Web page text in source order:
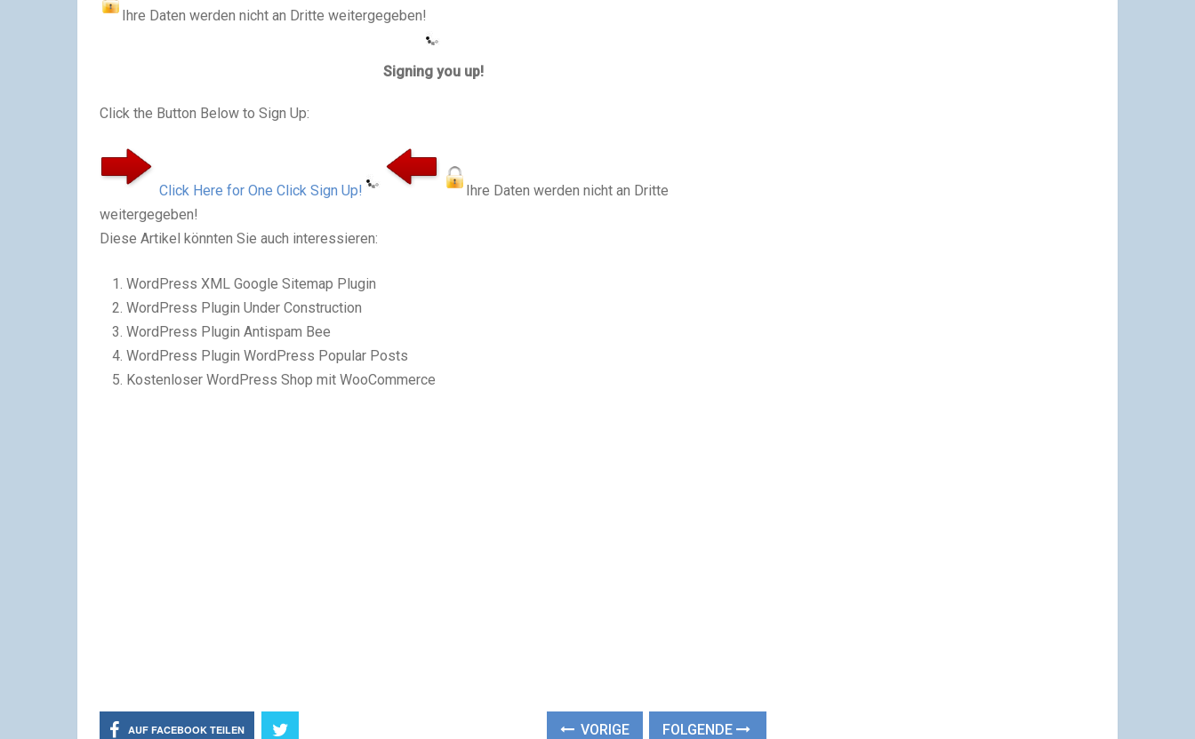
Ihre Daten werden nicht an Dritte weitergegeben!
Signing you up!
Click the Button Below to Sign Up:
Click Here for One Click Sign Up!
Ihre Daten werden nicht an Dritte
weitergegeben!
Diese Artikel könnten Sie auch interessieren:
WordPress XML Google Sitemap Plugin
WordPress Plugin Under Construction
WordPress Plugin Antispam Bee
WordPress Plugin WordPress Popular Posts
Kostenloser WordPress Shop mit WooCommerce
AUF FACEBOOK TEILEN VORIGE FOLGENDE